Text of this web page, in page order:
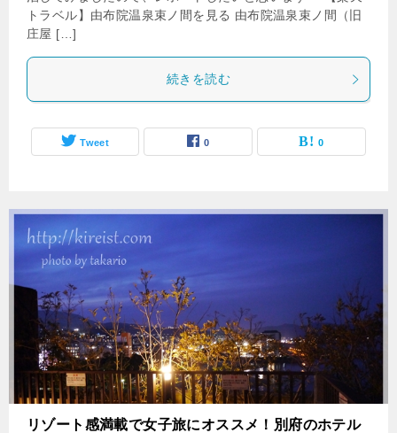
トラベル】由布院温泉束ノ間を見る 由布院温泉束ノ間（旧
庄屋 […]
続きを読む
Tweet 0 0
リゾート感満載で女子旅にオススメ！別府のホテル